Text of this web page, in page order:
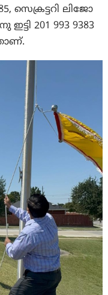
സെക്രട്ടറി ലിജോ
201 993 9383